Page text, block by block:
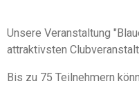
Unsere Veranstaltung
attraktivsten
Bis zu 75 Teilnehmern